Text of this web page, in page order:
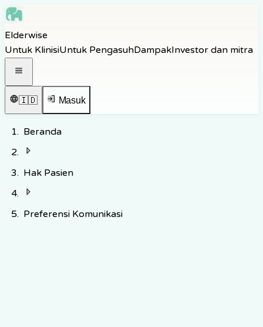
Skip to navigation
Skip to footer
Elderwise
Untuk KlinisiUntuk PengasuhDampakInvestor dan mitra
🇮🇩 Masuk
Beranda
Hak Pasien
Preferensi Komunikasi